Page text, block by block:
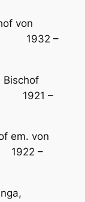
von
–
–
em. von
–